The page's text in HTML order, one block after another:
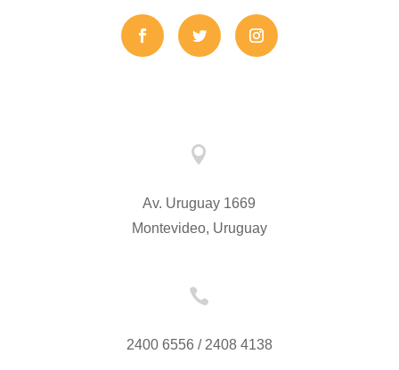

Av. Uruguay 1669
Montevideo, Uruguay

2400 6556 / 2408 4138